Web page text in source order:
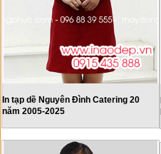
In tạp dề Nguyên Đình Catering 20
năm 2005-2025